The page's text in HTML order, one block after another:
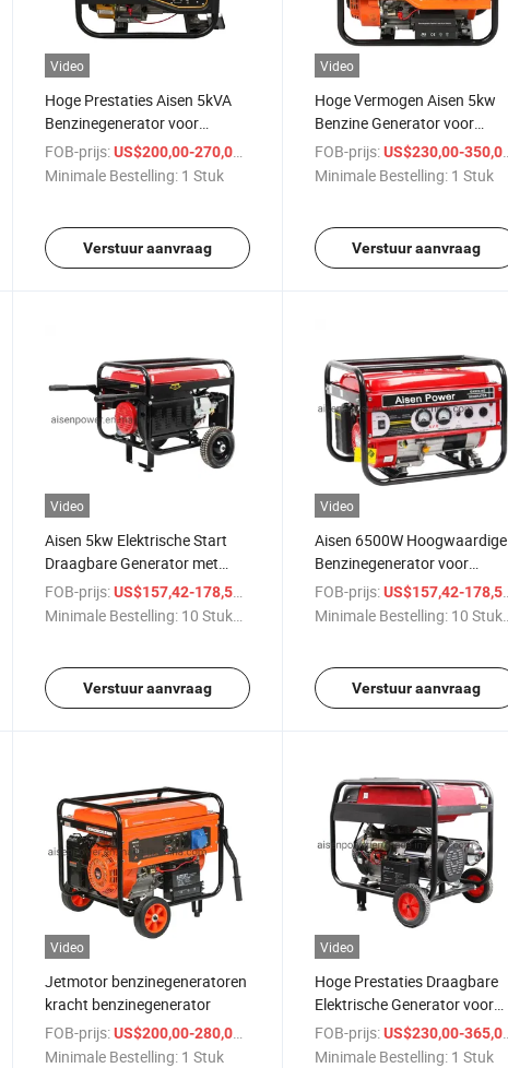
Video
Hoge Prestaties Aisen 5kVA
Benzinegenerator voor
Betrouwbare Energie
FOB-prijs: US$200,00-270,00
Minimale Bestelling: 1 Stuk
Verstuur aanvraag
Video
Hoge Vermogen Aisen 5kw
Benzine Generator voor
Betrouwbare Energie
FOB-prijs: US$230,00-350,00
Minimale Bestelling: 1 Stuk
Verstuur aanvraag
Video
Aisen 5kw Elektrische Start
Draagbare Generator met
Gemakkelijke Wielen
FOB-prijs: US$157,42-178,53
Minimale Bestelling: 10 Stukken
Verstuur aanvraag
Video
Aisen 6500W Hoogwaardige
Benzinegenerator voor
Betrouwbare Noodstroom
FOB-prijs: US$157,42-178,53
Minimale Bestelling: 10 Stukken
Verstuur aanvraag
Video
Jetmotor benzinegeneratoren
kracht benzinegenerator
FOB-prijs: US$200,00-280,00
Minimale Bestelling: 1 Stuk
Video
Hoge Prestaties Draagbare
Elektrische Generator voor
4kw tot 6kw Vermogen
FOB-prijs: US$230,00-365,00
Minimale Bestelling: 1 Stuk